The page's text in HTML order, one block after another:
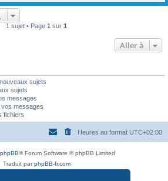
1 sujet • Page 1 sur 1
Aller à
sujets
sujets
messages
messages
fichiers
Heures au format UTC+02:00
phpBB® Forum Software © phpBB Limited
Traduit parphpBB-fr.com